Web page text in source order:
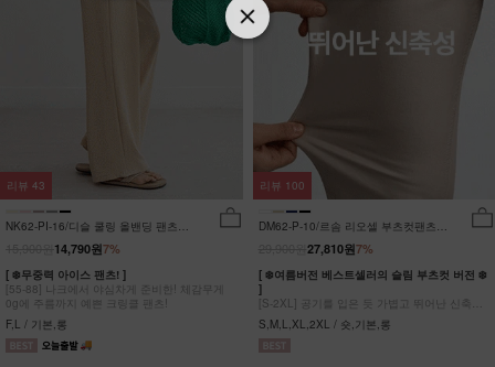
NK62-PI-16/디슬 쿨링 올밴딩 팬츠
7%
14,790원
[ ❄️무중력 아이스 팬츠! ]
[55-88] 나크에서 야심차게 준비한! 체감무게
0g에 주름까지 예쁜 크링클 팬츠!
F,L / 기본,롱
리뷰 43
DM62-P-10/르솜 리오셀 부츠컷팬츠
7%
27,810원
[ ❄️여름버전 베스트셀러의 슬림 부츠컷 버전 ❄️
]
[S-2XL] 공기를 입은 듯 가볍고 뛰어난 신축성
원단에 슬림함을 더한 부츠컷 팬츠!
S,M,L,XL,2XL / 숏,기본,롱
리뷰 100